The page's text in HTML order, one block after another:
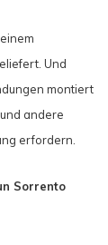
Und
montiert
andere
erfordern.
Sorrento